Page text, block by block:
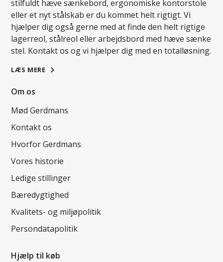
stilfuldt hæve sænkebord, ergonomiske kontorstole
eller et nyt stålskab er du kommet helt rigtigt. Vi
hjælper dig også gerne med at finde den helt rigtige
lagerreol, stålreol eller arbejdsbord med hæve sænke
stel. Kontakt os og vi hjælper dig med en totalløsning.
LÆS MERE
Om os
Mød Gerdmans
Kontakt os
Hvorfor Gerdmans
Vores historie
Ledige stillinger
Bæredygtighed
Kvalitets- og miljøpolitik
Persondatapolitik
Hjælp til køb